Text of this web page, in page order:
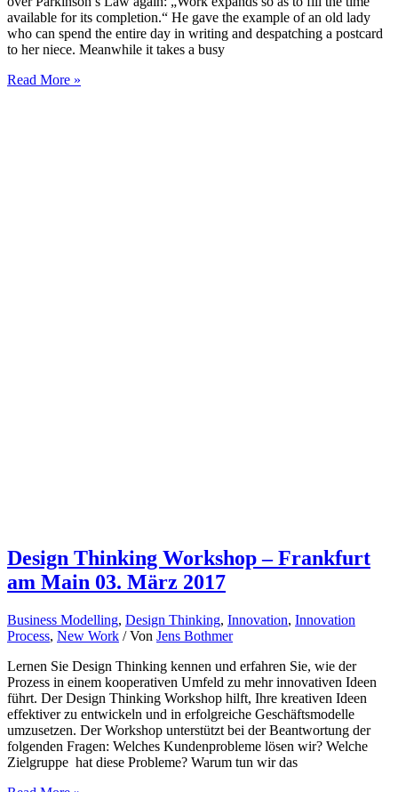
available for its completion.“ He gave the example of an old lady
who can spend the entire day in writing and despatching a postcard
to her niece. Meanwhile it takes a busy
Parkinson’s
Read More »
Design Thinking Workshop – Frankfurt
am Main 03. März 2017
Business Modelling, Design Thinking, Innovation, Innovation
Process, New Work / Von Jens Bothmer
Lernen Sie Design Thinking kennen und erfahren Sie, wie der
Prozess in einem kooperativen Umfeld zu mehr innovativen Ideen
führt. Der Design Thinking Workshop hilft, Ihre kreativen Ideen
effektiver zu entwickeln und in erfolgreiche Geschäftsmodelle
umzusetzen. Der Workshop unterstützt bei der Beantwortung der
folgenden Fragen: Welches Kundenprobleme lösen wir? Welche
Zielgruppe hat diese Probleme? Warum tun wir das